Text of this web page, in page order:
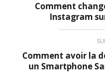
Comment
Instagram
Comment avoir la
un Smartphone